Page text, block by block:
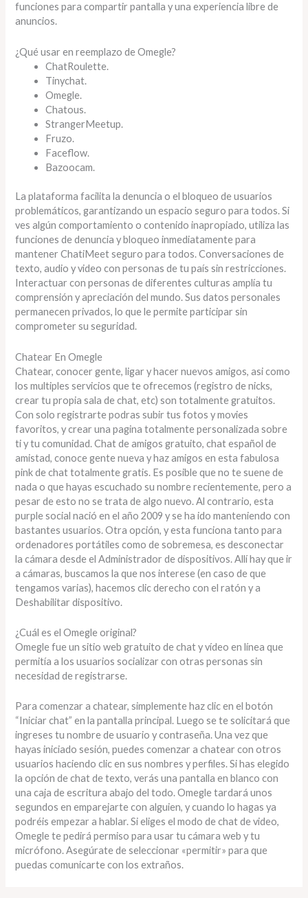
funciones para compartir pantalla y una experiencia libre de
anuncios.
¿Qué usar en reemplazo de Omegle?
ChatRoulette.
Tinychat.
Omegle.
Chatous.
StrangerMeetup.
Fruzo.
Faceflow.
Bazoocam.
La plataforma facilita la denuncia o el bloqueo de usuarios
problemáticos, garantizando un espacio seguro para todos. Si
ves algún comportamiento o contenido inapropiado, utiliza las
funciones de denuncia y bloqueo inmediatamente para
mantener ChatiMeet seguro para todos. Conversaciones de
texto, audio y video con personas de tu país sin restricciones.
Interactuar con personas de diferentes culturas amplía tu
comprensión y apreciación del mundo. Sus datos personales
permanecen privados, lo que le permite participar sin
comprometer su seguridad.
Chatear En Omegle
Chatear, conocer gente, ligar y hacer nuevos amigos, asi como
los multiples servicios que te ofrecemos (registro de nicks,
crear tu propia sala de chat, etc) son totalmente gratuitos.
Con solo registrarte podras subir tus fotos y movies
favoritos, y crear una pagina totalmente personalizada sobre
ti y tu comunidad. Chat de amigos gratuito, chat español de
amistad, conoce gente nueva y haz amigos en esta fabulosa
pink de chat totalmente gratis. Es posible que no te suene de
nada o que hayas escuchado su nombre recientemente, pero a
pesar de esto no se trata de algo nuevo. Al contrario, esta
purple social nació en el año 2009 y se ha ido manteniendo con
bastantes usuarios. Otra opción, y esta funciona tanto para
ordenadores portátiles como de sobremesa, es desconectar
la cámara desde el Administrador de dispositivos. Allí hay que ir
a cámaras, buscamos la que nos interese (en caso de que
tengamos varias), hacemos clic derecho con el ratón y a
Deshabilitar dispositivo.
¿Cuál es el Omegle original?
Omegle fue un sitio web gratuito de chat y vídeo en línea que
permitía a los usuarios socializar con otras personas sin
necesidad de registrarse.
Para comenzar a chatear, simplemente haz clic en el botón
“Iniciar chat” en la pantalla principal. Luego se te solicitará que
ingreses tu nombre de usuario y contraseña. Una vez que
hayas iniciado sesión, puedes comenzar a chatear con otros
usuarios haciendo clic en sus nombres y perfiles. Si has elegido
la opción de chat de texto, verás una pantalla en blanco con
una caja de escritura abajo del todo. Omegle tardará unos
segundos en emparejarte con alguien, y cuando lo hagas ya
podréis empezar a hablar. Si eliges el modo de chat de video,
Omegle te pedirá permiso para usar tu cámara web y tu
micrófono. Asegúrate de seleccionar «permitir» para que
puedas comunicarte con los extraños.